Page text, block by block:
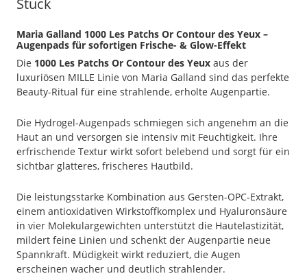
Maria Galland 1000 Les Patchs Or Contour des Yeux –
Augenpads für sofortigen Frische- & Glow-Effekt
Die 1000 Les Patchs Or Contour des Yeux aus der
luxuriösen MILLE Linie von Maria Galland sind das perfekte
Beauty-Ritual für eine strahlende, erholte Augenpartie.
Die Hydrogel-Augenpads schmiegen sich angenehm an die
Haut an und versorgen sie intensiv mit Feuchtigkeit. Ihre
erfrischende Textur wirkt sofort belebend und sorgt für ein
sichtbar glatteres, frischeres Hautbild.
Die leistungsstarke Kombination aus Gersten-OPC-Extrakt,
einem antioxidativen Wirkstoffkomplex und Hyaluronsäure
in vier Molekulargewichten unterstützt die Hautelastizität,
mildert feine Linien und schenkt der Augenpartie neue
Spannkraft. Müdigkeit wirkt reduziert, die Augen
erscheinen wacher und deutlich strahlender.